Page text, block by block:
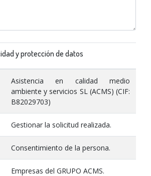
y protección de datos
Asistencia en calidad medio
ambiente y servicios SL (ACMS) (CIF:
B82029703)
Gestionar la solicitud realizada.
Consentimiento de la persona.
Empresas del GRUPO ACMS.